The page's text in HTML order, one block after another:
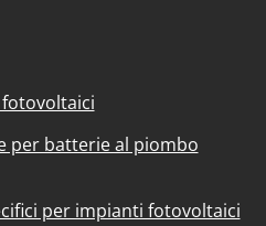
per batterie al piombo
per impianti fotovoltaici